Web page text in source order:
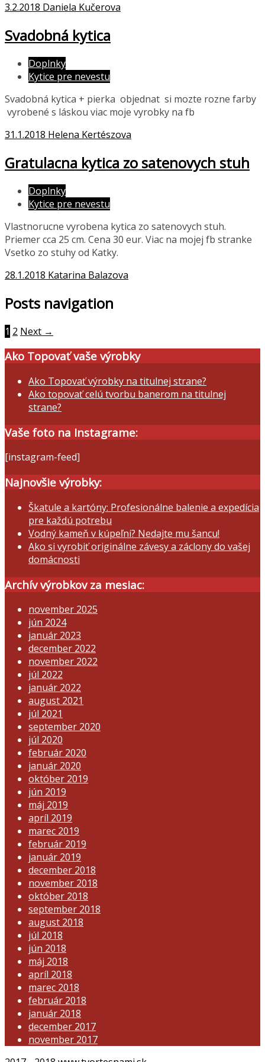
3.2.2018 Daniela Kučerova
Svadobná kytica
Doplnky
Kytice pre nevestu
Svadobná kytica + pierka objednat si mozte rozne farby
vyrobené s láskou viac moje vyrobky na fb
31.1.2018 Helena Kertészova
Gratulacna kytica zo satenovych stuh
Doplnky
Kytice pre nevestu
Vlastnorucne vyrobena kytica zo satenovych stuh.
Priemer cca 25 cm. Cena 30 eur. Viac na mojej fb stranke
Vsetko zo stuhy od Katky.
28.1.2018 Katarina Balazova
Posts navigation
1 2 Next →
Ako Topovať vaše výrobky
Ako Topovať výrobky na titulnej strane?
Ako topovať celú tvorbu banerom na titulnej
strane?
Vaše foto na Instagrame:
[instagram-feed]
Najnovšie výrobky:
Škatule a kartóny: Profesionálne balenie a expedícia
pre každú potrebu
Vodný kameň v kúpeľni? Nedajte mu šancu!
Ako si vyrobiť originálne závesy a záclony do vašej
domácnosti
Archív výrobkov za mesiac:
november 2025
jún 2024
január 2023
december 2022
november 2022
júl 2022
január 2022
august 2021
júl 2021
september 2020
júl 2020
február 2020
január 2020
október 2019
jún 2019
máj 2019
apríl 2019
marec 2019
február 2019
január 2019
december 2018
november 2018
október 2018
september 2018
august 2018
júl 2018
jún 2018
máj 2018
apríl 2018
marec 2018
február 2018
január 2018
december 2017
november 2017